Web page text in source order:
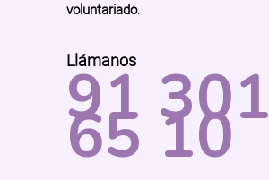
voluntariado.
Llámanos
91 301
65 10